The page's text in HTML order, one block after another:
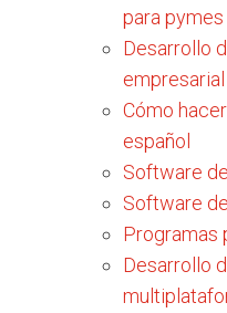
para pymes
Desarrollo
empresarial
Cómo
español
Software
Software
Programas
Desarrollo